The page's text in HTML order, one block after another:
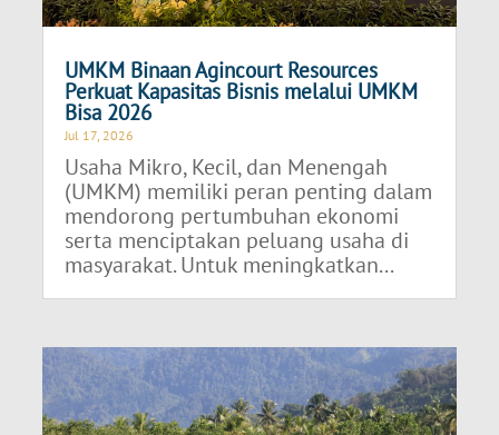
UMKM Binaan Agincourt Resources
Perkuat Kapasitas Bisnis melalui UMKM
Bisa 2026
Jul 17, 2026
Usaha Mikro, Kecil, dan Menengah
(UMKM) memiliki peran penting dalam
mendorong pertumbuhan ekonomi
serta menciptakan peluang usaha di
masyarakat. Untuk meningkatkan...